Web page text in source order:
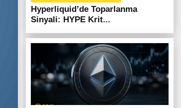
Hyperliquid’de Toparlanma
Sinyali: HYPE Krit...